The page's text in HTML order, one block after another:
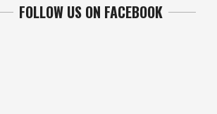
FOLLOW US ON FACEBOOK